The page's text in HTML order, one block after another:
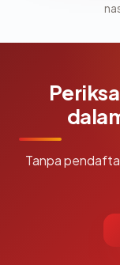
Tanpa